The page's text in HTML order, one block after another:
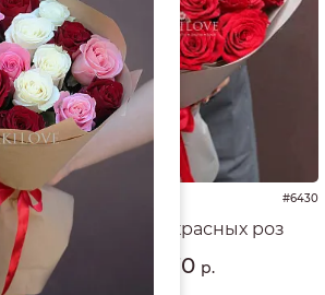
4.7 #6430
Букет из 19 красных роз
7 670 р.